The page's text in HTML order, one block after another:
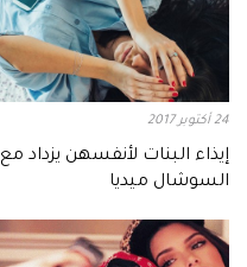
24 أكتوبر 2017
إيذاء البنات لأنفسهن يزداد مع
السوشال ميديا